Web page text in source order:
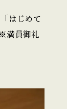
はじめて
満員御礼